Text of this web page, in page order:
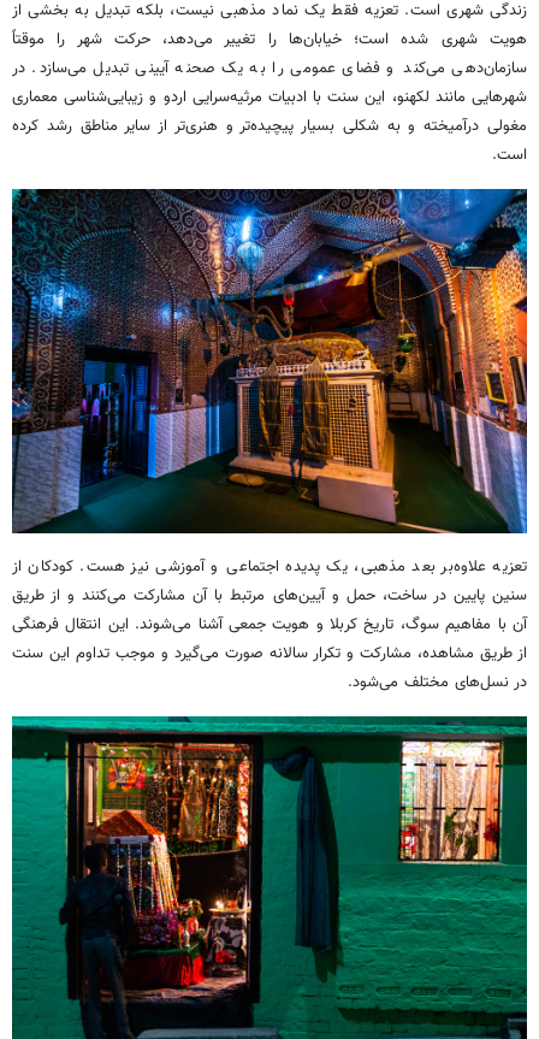
زندگی شهری است. تعزیه فقط یک نماد مذهبی نیست، بلکه تبدیل به بخشی از
هویت شهری شده است؛ خیابان‌ها را تغییر می‌دهد، حرکت شهر را موقتاً
سازمان‌دهی می‌کند و فضای عمومی را به یک صحنه آیینی تبدیل می‌سازد. در
شهرهایی مانند لکهنو، این سنت با ادبیات مرثیه‌سرایی اردو و زیبایی‌شناسی معماری
مغولی درآمیخته و به شکلی بسیار پیچیده‌تر و هنری‌تر از سایر مناطق رشد کرده
است.
تعزیه علاوه‌بر بعد مذهبی، یک پدیده اجتماعی و آموزشی نیز هست. کودکان از
سنین پایین در ساخت، حمل و آیین‌های مرتبط با آن مشارکت می‌کنند و از طریق
آن با مفاهیم سوگ، تاریخ کربلا و هویت جمعی آشنا می‌شوند. این انتقال فرهنگی
از طریق مشاهده، مشارکت و تکرار سالانه صورت می‌گیرد و موجب تداوم این سنت
در نسل‌های مختلف می‌شود.